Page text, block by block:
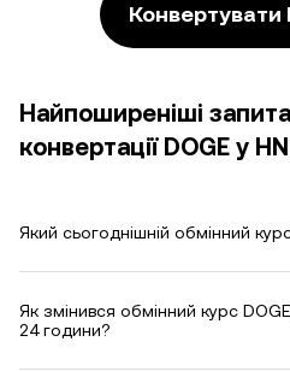
Конвертувати
Найпоширеніші
конвертації DOGE у
Який сьогоднішній обмінний
Як змінився обмінний курс
24 години?